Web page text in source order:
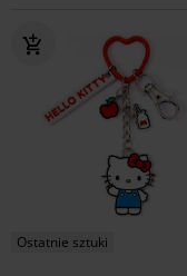
Ostatnie sztuki